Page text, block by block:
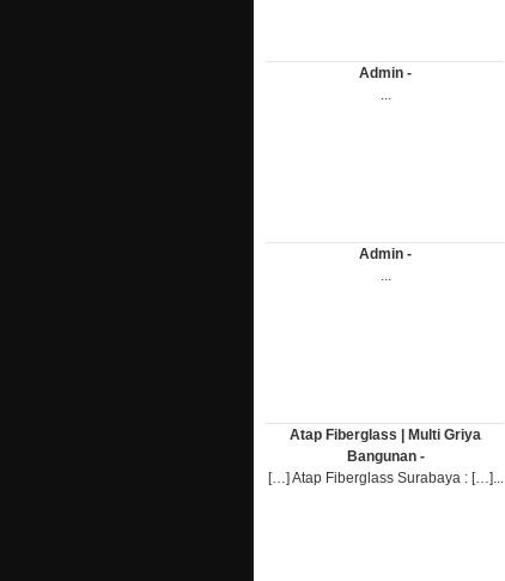
Admin -
...
Admin -
...
Atap Fiberglass | Multi Griya
Bangunan -
[…] Atap Fiberglass Surabaya : […]...